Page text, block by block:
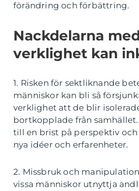
förändring och förbättring.
Nackdelarna
verklighet kan
1. Risken för sektliknande
människor kan bli så
verklighet att de blir
bortkopplade från
till en brist på perspektiv
nya idéer och erfarenheter.
2. Missbruk och
vissa människor utnyttja